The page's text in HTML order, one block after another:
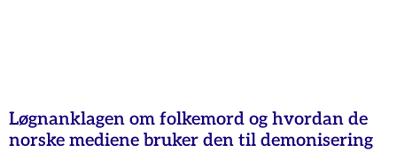
Løgnanklagen om folkemord og hvordan de
norske mediene bruker den til demonisering